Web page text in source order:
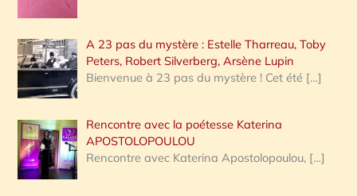
A 23 pas du mystère : Estelle Tharreau, Toby
Peters, Robert Silverberg, Arsène Lupin
Bienvenue à 23 pas du mystère ! Cet été […]
Rencontre avec la poétesse Katerina
APOSTOLOPOULOU
Rencontre avec Katerina Apostolopoulou, […]